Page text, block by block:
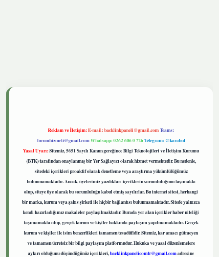
Reklam ve İletişim:E-mail:backlinkpaneli@gmail.comTeams:
forumhizmeti@gmail.comWhatsapp: 0262 606 0 726Telegram: @karabul
Yasal Uyarı:Sitemiz, 5651 Sayılı Kanun gereğince Bilgi Teknolojileri ve İletişim Kurumu
(BTK) tarafından onaylanmış bir Yer Sağlayıcı olarak hizmet vermektedir. Bu nedenle,
sitedeki içerikleri proaktif olarak denetleme veya araştırma yükümlülüğümüz
bulunmamaktadır. Ancak, üyelerimiz yazdıkları içeriklerin sorumluluğunu taşımakta
olup, siteye üye olarak bu sorumluluğu kabul etmiş sayılırlar. Bu internet sitesi, herhangi
bir marka, kurum veya şahıs şirketi ile hiçbir bağlantısı bulunmamaktadır. Sitede yalnızca
kendi hazırladığımız makaleler paylaşılmaktadır. Burada yer alan içerikler haber niteliği
taşımamakta olup, gerçek kurum ve kişiler hakkında paylaşım yapılmamaktadır. Gerçek
kurum ve kişiler ile isim benzerlikleri tamamen tesadüfidir. Sitemiz, kar amacı gütmeyen
ve tamamen ücretsiz bir bilgi paylaşım platformudur. Hukuka ve yasal düzenlemelere
aykırı olduğunu düşündüğünüz içerikleri,backlinkpanelicomtr@gmail.comadresine